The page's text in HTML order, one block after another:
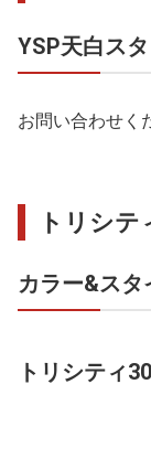
YSP天白ス
お問い合わせく
トリシテ
カラー&スタ
トリシティ